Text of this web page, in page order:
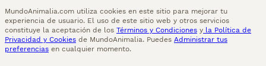
MundoAnimalia.com utiliza cookies en este sitio para mejorar tu
experiencia de usuario. El uso de este sitio web y otros servicios
constituye la aceptación de los Términos y Condiciones y la Política de
Privacidad y Cookies de MundoAnimalia. Puedes Administrar tus
preferencias en cualquier momento.